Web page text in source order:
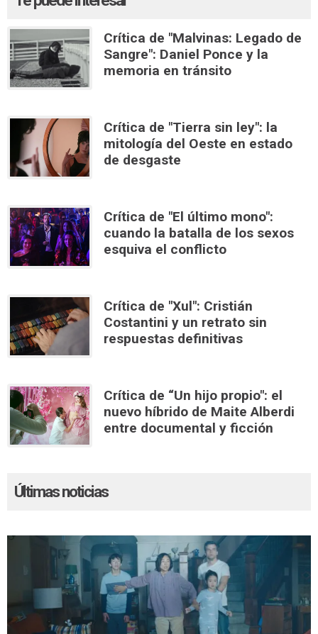
Crítica de "Malvinas: Legado de
Sangre": Daniel Ponce y la
memoria en tránsito
Crítica de "Tierra sin ley": la
mitología del Oeste en estado
de desgaste
Crítica de "El último mono":
cuando la batalla de los sexos
esquiva el conflicto
Crítica de "Xul": Cristián
Costantini y un retrato sin
respuestas definitivas
Crítica de “Un hijo propio": el
nuevo híbrido de Maite Alberdi
entre documental y ficción
Últimas noticias